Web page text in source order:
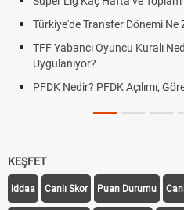
Türkiye'de Transfer Dönemi Ne
TFF Yabancı Oyuncu Kuralı
Uygulanıyor?
PFDK Nedir? PFDK Açılımı,
KEŞFET
iddaa Canlı Skor Puan Durumu